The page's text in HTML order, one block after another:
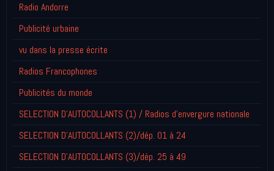
Radio Andorre
Publicité urbaine
vu dans la presse écrite
Radios Francophones
Publicités du monde
SELECTION D'AUTOCOLLANTS (1) / Radios d'envergure nationale
SELECTION D'AUTOCOLLANTS (2)/dép. 01 à 24
SELECTION D'AUTOCOLLANTS (3)/dép. 25 à 49